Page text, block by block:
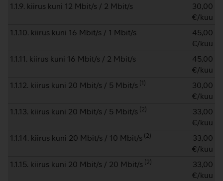
1.1.9. kiirus kuni 12 Mbit/s / 2 Mbit/s
30,00
€/kuu
1.1.10. kiirus kuni 16 Mbit/s / 1 Mbit/s
45,00
€/kuu
1.1.11. kiirus kuni 16 Mbit/s / 2 Mbit/s
45,00
€/kuu
1.1.12. kiirus kuni 20 Mbit/s / 5 Mbit/s (1 )
30,00
€/kuu
1.1.13. kiirus kuni 20 Mbit/s / 5 Mbit/s (2)
33,00
€/kuu
1.1.14. kiirus kuni 20 Mbit/s / 10 Mbit/s (2)
33,00
€/kuu
1.1.15. kiirus kuni 20 Mbit/s / 20 Mbit/s (2)
33,00
€/kuu